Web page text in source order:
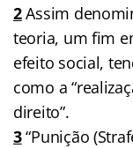
2Assim
teoria, um fim
efeito social,
como a
direito”.
3“Punição